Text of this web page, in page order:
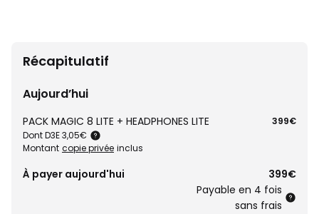
Récapitulatif
Aujourd’hui
PACK MAGIC 8 LITE + HEADPHONES LITE
Dont D3E 3,05€
Montant copie privée inclus
399€
À payer aujourd'hui
399€
Payable en 4 fois
sans frais